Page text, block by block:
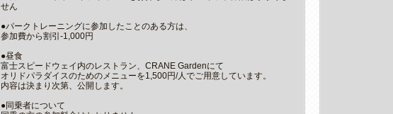
せん
●パークトレーニングに参加したことのある方は、
参加費から割引-1,000円
●昼食
富士スピードウェイ内のレストラン、CRANE Gardenにて
オリドパラダイスのためのメニューを1,500円/人でご用意しています。
内容は決まり次第、公開します。
●同乗者について